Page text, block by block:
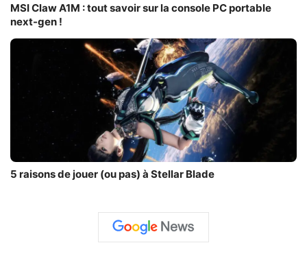
MSI Claw A1M : tout savoir sur la console PC portable
next-gen !
5 raisons de jouer (ou pas) à Stellar Blade